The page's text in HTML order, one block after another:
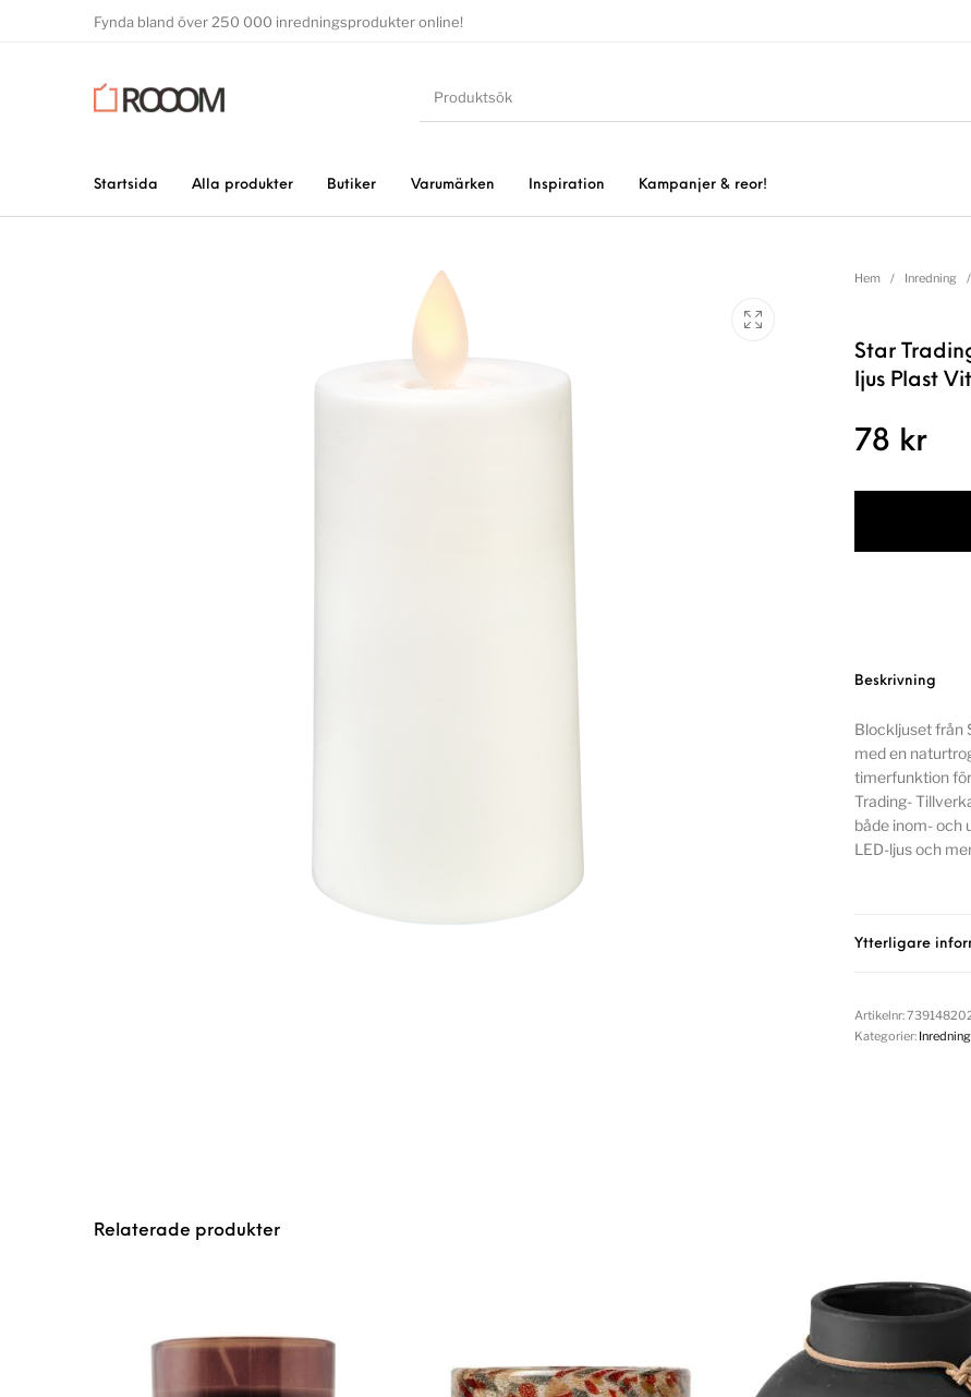
Fynda bland över 250 000 inredningsprodukter online!
Startsida Alla produkter Butiker Varumärken Inspiration Kampanjer & reor!
Hem / Inredning /
Star
ljus Plast Vit
78 kr
Beskrivning
Blockljuset från
med en
timerfunktion
Trading-
både inom- och
LED-ljus och
Ytterligare
Artikelnr:
Kategorier: Inredning,
Relaterade produkter